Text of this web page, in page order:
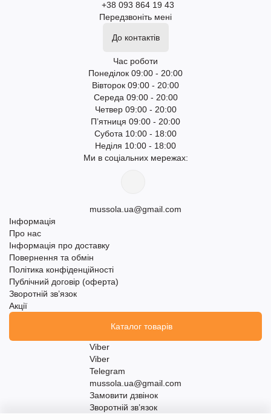
+38 093 864 19 43
Передзвоніть мені
До контактів
Час роботи
Понеділок 09:00 - 20:00
Вівторок 09:00 - 20:00
Середа 09:00 - 20:00
Четвер 09:00 - 20:00
П’ятниця 09:00 - 20:00
Субота 10:00 - 18:00
Неділя 10:00 - 18:00
Ми в соціальних мережах:
mussola.ua@gmail.com
Інформація
Про нас
Інформація про доставку
Повернення та обмін
Політика конфіденційності
Публічний договір (оферта)
Зворотній зв’язок
Акції
Каталог товарів
Viber
Viber
Telegram
mussola.ua@gmail.com
Замовити дзвінок
Зворотній зв’язок